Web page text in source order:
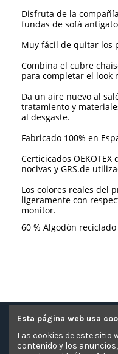
Disfruta de la
fundas de sofá
Muy fácil de quitar los
Combina el cubre
para completar el look
Da un aire nuevo al
tratamiento y
al desgaste.
Fabricado 100% en
Certicicados
nocivas y GRS.de
Los colores reales del
ligeramente con
monitor.
60 % Algodón
Contacte con nosotros
Esta página web usa
Las cookies de este sitio
contenido y los